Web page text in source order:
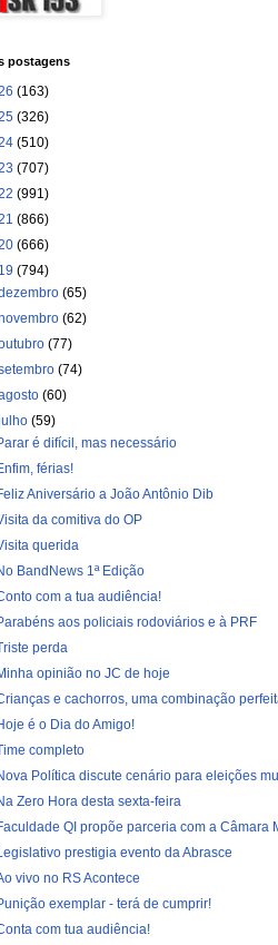
postagens
(163)
(326)
(510)
(707)
(991)
(866)
(666)
(794)
(65)
(62)
(77)
(74)
(60)
(59)
é difícil, mas necessário
férias!
Aniversário a João Antônio Dib
da comitiva do OP
querida
BandNews 1ª Edição
com a tua audiência!
aos policiais rodoviários e à PRF
perda
opinião no JC de hoje
e cachorros, uma combinação
é o Dia do Amigo!
completo
Política discute cenário para eleições
Zero Hora desta sexta-feira
QI propõe parceria com a Câmara
prestigia evento da Abrasce
vivo no RS Acontece
exemplar - terá de cumprir!
com tua audiência!